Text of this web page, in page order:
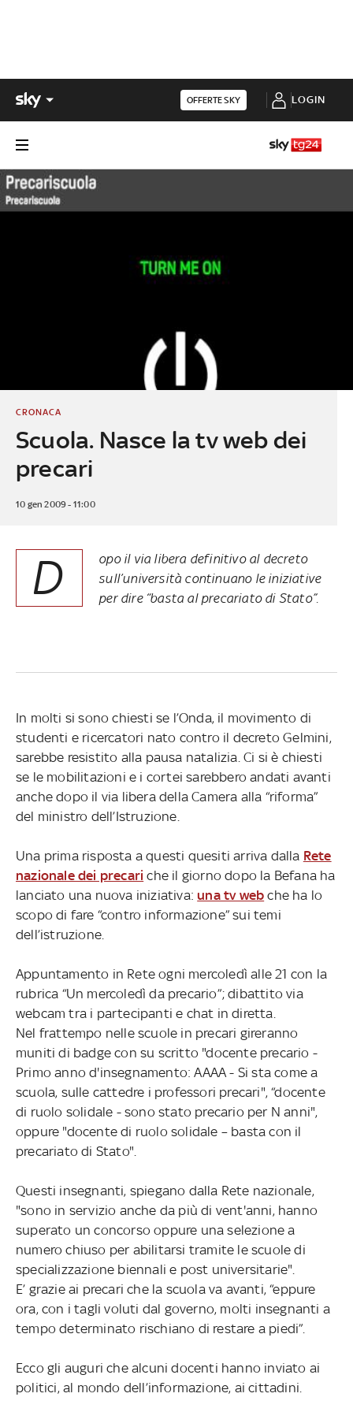
OFFERTE SKY LOGIN
Scuola. Nasce la tv web dei
precari
CRONACA
10 gen 2009 - 11:00
D
opo il via libera definitivo al decreto
sull’università continuano le iniziative
per dire “basta al precariato di Stato”.
In molti si sono chiesti se l’Onda, il movimento di
studenti e ricercatori nato contro il decreto Gelmini,
sarebbe resistito alla pausa natalizia. Ci si è chiesti
se le mobilitazioni e i cortei sarebbero andati avanti
anche dopo il via libera della Camera alla “riforma”
del ministro dell’Istruzione.
Una prima risposta a questi quesiti arriva dalla Rete
nazionale dei precari che il giorno dopo la Befana ha
lanciato una nuova iniziativa:una tv web che ha lo
scopo di fare “contro informazione” sui temi
dell’istruzione.
Appuntamento in Rete ogni mercoledì alle 21 con la
rubrica “Un mercoledì da precario”; dibattito via
webcam tra i partecipanti e chat in diretta.
Nel frattempo nelle scuole in precari gireranno
muniti di badge con su scritto "docente precario -
Primo anno d'insegnamento: AAAA - Si sta come a
scuola, sulle cattedre i professori precari", “docente
di ruolo solidale - sono stato precario per N anni",
oppure "docente di ruolo solidale – basta con il
precariato di Stato".
Questi insegnanti, spiegano dalla Rete nazionale,
"sono in servizio anche da più di vent'anni, hanno
superato un concorso oppure una selezione a
numero chiuso per abilitarsi tramite le scuole di
specializzazione biennali e post universitarie".
E’ grazie ai precari che la scuola va avanti, “eppure
ora, con i tagli voluti dal governo, molti insegnanti a
tempo determinato rischiano di restare a piedi”.
Ecco gli auguri che alcuni docenti hanno inviato ai
politici, al mondo dell’informazione, ai cittadini.